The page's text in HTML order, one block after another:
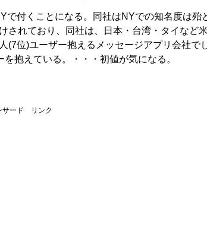
で付くことになる。同社はNYでの知名度は殆
されており、同社は、日本・台湾・タイなど
(7位)ユーザー抱えるメッセージアプリ会社で
抱えている。・・・初値が気になる。
サード リンク